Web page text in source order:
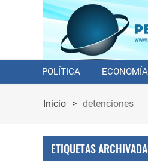
POLÍTICA ECONOMÍA
Inicio > detenciones
ETIQUETAS